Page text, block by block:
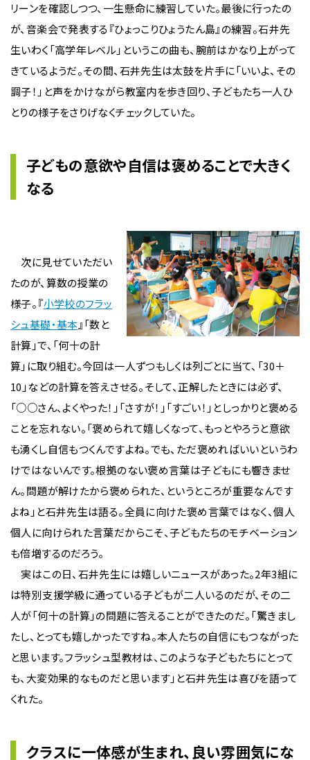
リーンを確認しつつ、一生懸命に練習していた。最後に行ったの
が、音楽会で発表する『ひょっこりひょうたん島』の練習。石井先
生いわく「高学年レベル」というこの曲も、腕前はかなり上がって
きているようだ。その間、石井先生は太鼓を片手に「いいよ、その
調子！」と声をかけながら教室内を歩き回り、子どもたち一人ひ
とりの様子をさりげなくチェックしていた。
子どもの意欲や自信は褒めることで大きく
なる
次に見せていただい
たのが、算数の授業の
様子。『小学校のフラッ
シュ基礎・基本』「数と
計算」で、「何十の計
算」に取り組む。今回は一人ずつもしくは列ごとに当て、「30＋
10」などの計算を答えさせる。そして、正解したときには必ず、
「○○さん、よくやった！」「さすが！」「すごい！」としっかりと褒める
ことを忘れない。「褒められて嬉しくなって、もっとやろうと意欲
も湧くし自信もつくんですよね。でも、ただ褒めればいいというわ
けではないんです。根拠のない褒め言葉は子どもにも響きませ
ん。問題が解けたから褒められた、というところが重要なんです
よね」と石井先生は語る。全員に向けた褒め言葉ではなく、個人
個人に向けられた言葉だからこそ、子どもたちのモチベーション
も倍増するのだろう。
実はこの日、石井先生には嬉しいニュースがあった。2年3組に
は特別支援学級に通っている子どもが二人いるのだが、その二
人が「何十の計算」の問題に答えることができたのだ。「驚きまし
たし、とっても嬉しかったですね。本人たちの自信にもつながった
と思います。フラッシュ型教材は、このような子どもたちにとって
も、大変効果的なものだと思います」と石井先生は喜びを語って
くれた。
クラスに一体感が生まれ、良い雰囲気にな